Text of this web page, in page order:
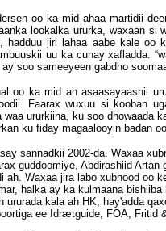
oo ka mid ahaa martidii
lookalka ururka, waxaan si
hadduu jiri lahaa aabe kale
uu ka cunay xafladda.
soo sameeyeen gabdho
oo ka mid ah asaasayaashii
Faarax wuxuu si kooban
ururkiina, ku soo dhowaada
ku fiday magaalooyin badan
sannadkii 2002-da. Waxaa
guddoomiye, Abdirashiid
Waxaa jira labo xubnood oo
halka ay ka kulmaana
kala ah HK, hay'adda
ee Idrætguide, FOA, Fritid